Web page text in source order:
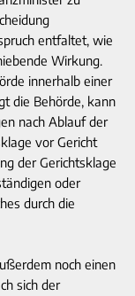
entfaltet, wie
Wirkung.
innerhalb einer
die Behörde, kann
nach Ablauf der
vor Gericht
der Gerichtsklage
oder
durch die
noch einen
sich der